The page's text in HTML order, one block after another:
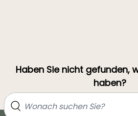
Haben Sie nicht gefunden,
haben?